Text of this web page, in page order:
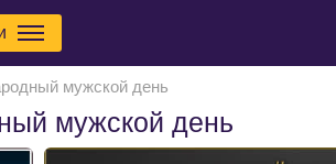
мужской день
мужской день